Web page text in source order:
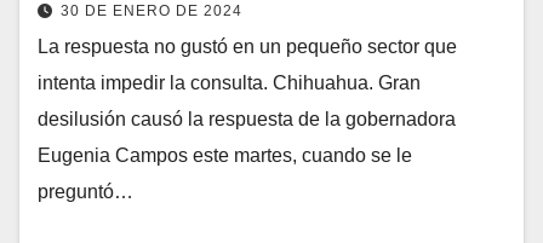
30 DE ENERO DE 2024
La respuesta no gustó en un pequeño sector que
intenta impedir la consulta. Chihuahua. Gran
desilusión causó la respuesta de la gobernadora
Eugenia Campos este martes, cuando se le
preguntó…